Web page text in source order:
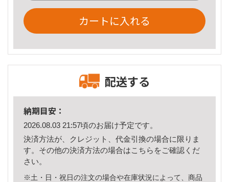
カートに入れる
配送する
納期目安：
2026.08.03 21:57頃のお届け予定です。
決済方法が、クレジット、代金引換の場合に限りま
す。その他の決済方法の場合はこちら をご確認くだ
さい。
※土・日・祝日の注文の場合や在庫状況によって、商品